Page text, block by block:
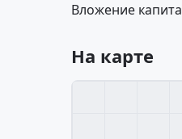
Вложение
На карте